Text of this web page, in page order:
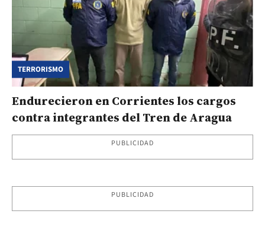
TERRORISMO
Endurecieron en Corrientes los cargos
contra integrantes del Tren de Aragua
PUBLICIDAD
PUBLICIDAD